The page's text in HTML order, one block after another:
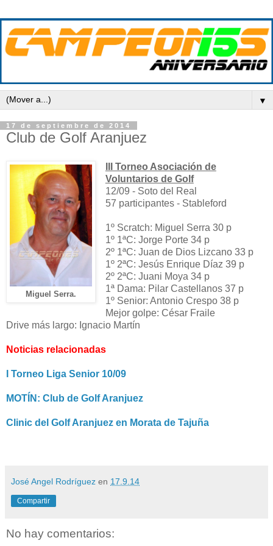
▼
17 de septiembre de 2014
Club de Golf Aranjuez
Miguel Serra.
III Torneo Asociación de
Voluntarios de Golf
12/09 - Soto del Real
57 participantes - Stableford
1º Scratch: Miguel Serra 30 p
1º 1ªC: Jorge Porte 34 p
2º 1ªC: Juan de Dios Lizcano 33 p
1º 2ªC: Jesús Enrique Díaz 39 p
2º 2ªC: Juani Moya 34 p
1ª Dama: Pilar Castellanos 37 p
1º Senior: Antonio Crespo 38 p
Mejor golpe: César Fraile
Drive más largo: Ignacio Martín
Noticias relacionadas
I Torneo Liga Senior 10/09
MOTÍN: Club de Golf Aranjuez
Clinic del Golf Aranjuez en Morata de Tajuña
José Angel Rodríguez en 17.9.14
Compartir
No hay comentarios: